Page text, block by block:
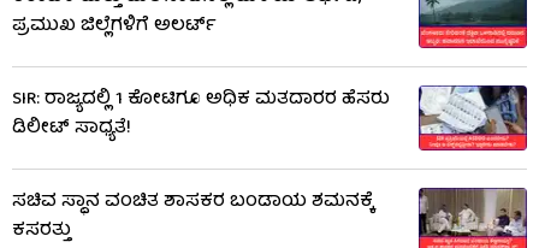
ಪ್ರಮುಖ ಜಿಲ್ಲೆಗಳಿಗೆ ಅಲರ್ಟ್
SIR: ರಾಜ್ಯದಲ್ಲಿ 1 ಕೋಟಿಗೂ ಅಧಿಕ ಮತದಾರರ ಹೆಸರು
ಡಿಲೀಟ್ ಸಾಧ್ಯತೆ!
ಸಚಿವ ಸ್ಥಾನ ವಂಚಿತ ಶಾಸಕರ ಬಂಡಾಯ ಶಮನಕ್ಕೆ
ಕಸರತ್ತು